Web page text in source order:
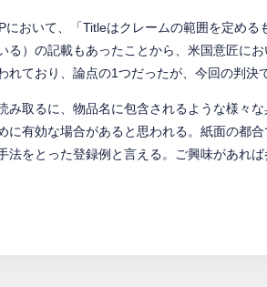
において、「Titleはクレームの範囲を定め
る）の記載もあったことから、米国意匠に
れており、論点の1つだったが、今回の判決
み取るに、物品名に包含されるような様々
に有効な場合があると思われる。紙面の都
法をとった登録例と言える。ご興味があれば